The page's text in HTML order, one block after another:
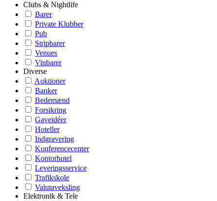
Clubs & Nightlife
Barer
Private Klubber
Pub
Stripbarer
Venues
Vinbarer
Diverse
Auktioner
Banker
Bedemænd
Forsikring
Gaveidéer
Hoteller
Indgravering
Konferencecenter
Kontorhotel
Leveringsservice
Trafikskole
Valutaveksling
Elektronik & Tele